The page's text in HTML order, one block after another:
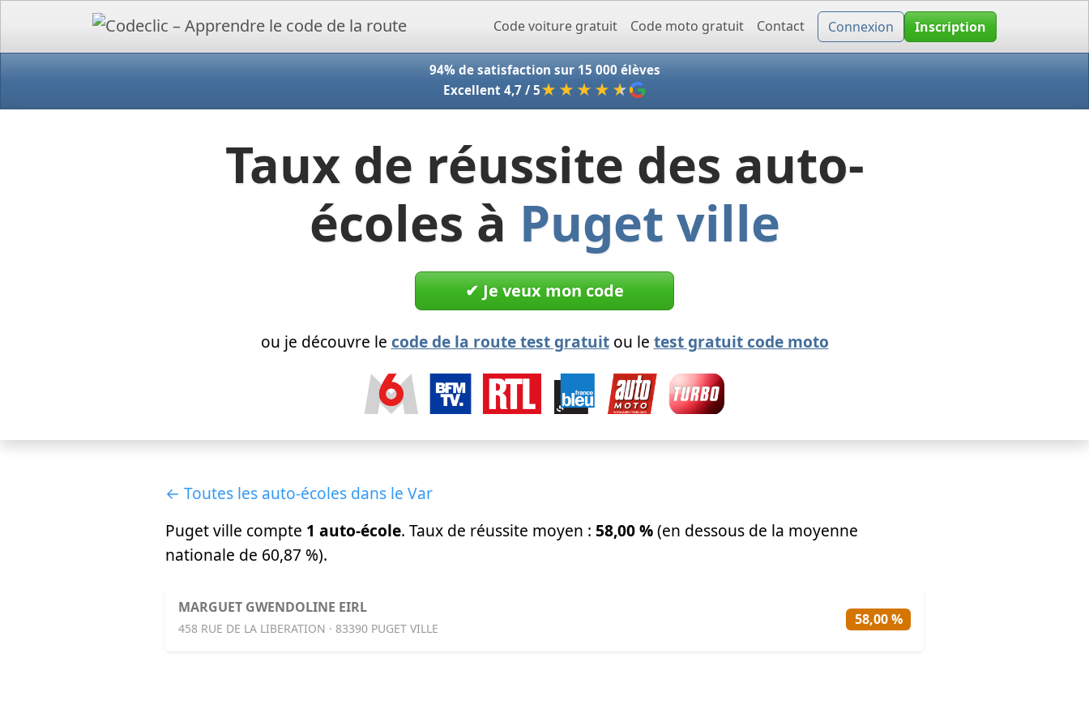
Accueil - CodeclicCode voiture gratuit Code moto gratuit Contact Connexion Inscription
94% de satisfaction sur 15 000 élèves
Excellent 4,7 / 5★★★★ ★
Taux de réussite des auto-
écoles à Puget ville
✔︎ Je veux mon code
ou je découvre le code de la route test gratuitou le test gratuit code moto
← Toutes les auto-écoles dans le Var
Puget ville compte 1 auto-école. Taux de réussite moyen : 58,00 %(en dessous de la moyenne
nationale de 60,87 %).
MARGUET GWENDOLINE EIRL
458 RUE DE LA LIBERATION · 83390 PUGET VILLE
58,00 %